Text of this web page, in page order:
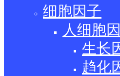
细胞因子
人细胞
生长
趋化